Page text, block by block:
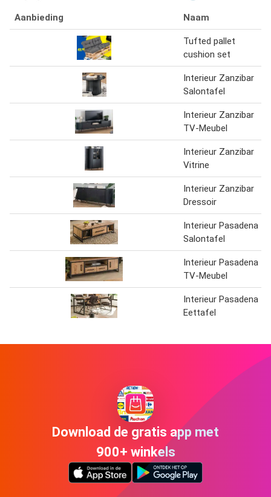
Aanbieding Naam
Tufted pallet
cushion set
Interieur Zanzibar
Salontafel
Interieur Zanzibar
TV-Meubel
Interieur Zanzibar
Vitrine
Interieur Zanzibar
Dressoir
Interieur Pasadena
Salontafel
Interieur Pasadena
TV-Meubel
Interieur Pasadena
Eettafel
Download de gratis app met
900+ winkels